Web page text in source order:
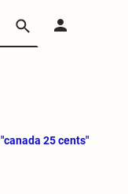
"canada 25 cents"